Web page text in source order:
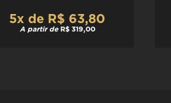
5x de R$ 63,80
A partir de R$ 319,00